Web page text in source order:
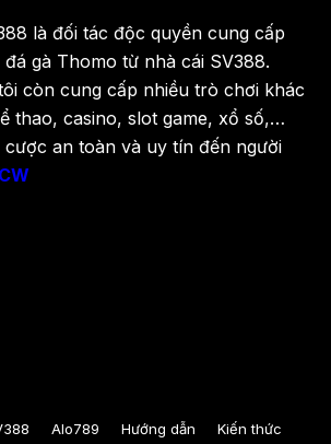
là đối tác độc quyền cung cấp
gà Thomo từ nhà cái SV388.
còn cung cấp nhiều trò chơi khác
thao, casino, slot game, xổ số,…
cược an toàn và uy tín đến người
Alo789 Hướng dẫn Kiến thức